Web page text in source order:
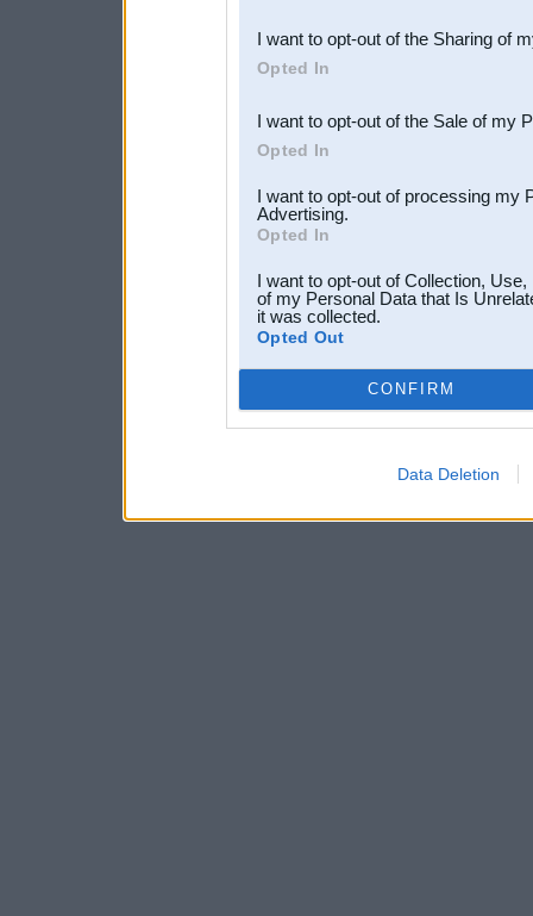
Downstream Participants
third parties.
I want to opt-out of the Sharing of
Opted In
I want to opt-out of the Sale of my
Opted In
I want to opt-out of processing my
Advertising.
Opted In
I want to opt-out of Collection,
of my Personal Data that Is
it was collected.
Opted Out
CONFIRM
Data Deletion